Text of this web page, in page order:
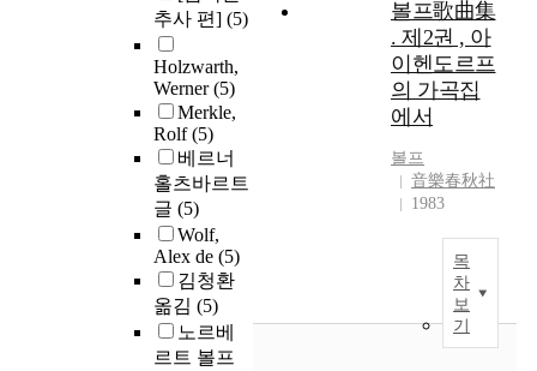
추사 편] (5)
Holzwarth,
Werner(5)
Merkle,
Rolf(5)
베르너
홀츠바르트
글 (5)
Wolf,
Alex de (5)
김청환
옮김 (5)
노르베
르트 볼프
볼프歌曲集
. 제2권 , 아
이헨도르프
의 가곡집
에서
볼프
音樂春秋社
1983
목
차
보
기